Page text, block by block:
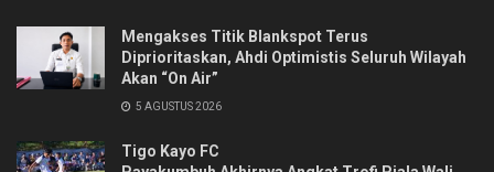
Mengakses Titik Blankspot Terus
Diprioritaskan, Ahdi Optimistis Seluruh Wilayah
Akan “On Air”
5 AGUSTUS 2026
Tigo Kayo FC